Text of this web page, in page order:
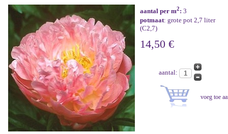
aantal per m2: 3
potmaat: grote pot 2,7 liter
(C2,7)
14,50 €
aantal: